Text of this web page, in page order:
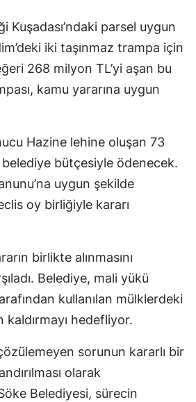
Kuşadası’ndaki parsel uygun
iki taşınmaz trampa için
268 milyon TL’yi aşan bu
kamu yararına uygun
Hazine lehine oluşan 73
bütçesiyle ödenecek.
uygun şekilde
oy birliğiyle kararı
birlikte alınmasını
Belediye, mali yükü
kullanılan mülklerdeki
hedefliyor.
sorunun kararlı bir
olarak
Belediyesi, sürecin